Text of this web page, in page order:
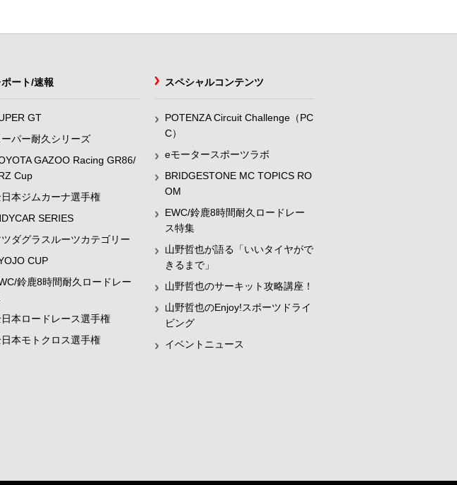
ポート/速報
GT
ーパー耐久シリーズ
GAZOO Racing GR86/
Cup
本ジムカーナ選手権
SERIES
ツダグラスルーツカテゴリー
CUP
鈴鹿8時間耐久ロードレー
本ロードレース選手権
本モトクロス選手権
スペシャルコンテンツ
POTENZA Circuit Challenge（PC
C）
eモータースポーツラボ
BRIDGESTONE MC TOPICS RO
OM
EWC/鈴鹿8時間耐久ロードレー
ス特集
山野哲也が語る「いいタイヤがで
きるまで」
山野哲也のサーキット攻略講座！
山野哲也のEnjoy!スポーツドライ
ビング
イベントニュース